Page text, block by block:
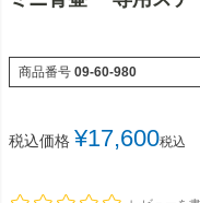
商品番号 09-60-980
税込価格 ¥17,600税込